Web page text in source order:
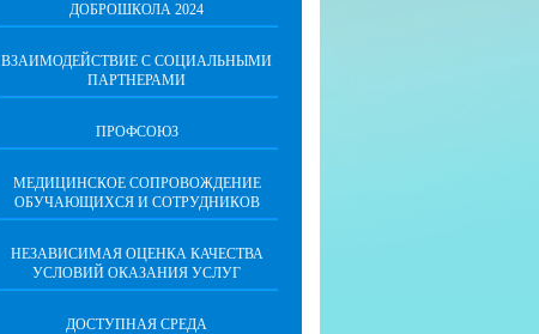
ДОБРОШКОЛА 2024
ВЗАИМОДЕЙСТВИЕ С СОЦИАЛЬНЫМИ
ПАРТНЕРАМИ
ПРОФСОЮЗ
МЕДИЦИНСКОЕ СОПРОВОЖДЕНИЕ
ОБУЧАЮЩИХСЯ И СОТРУДНИКОВ
НЕЗАВИСИМАЯ ОЦЕНКА КАЧЕСТВА
УСЛОВИЙ ОКАЗАНИЯ УСЛУГ
ДОСТУПНАЯ СРЕДА